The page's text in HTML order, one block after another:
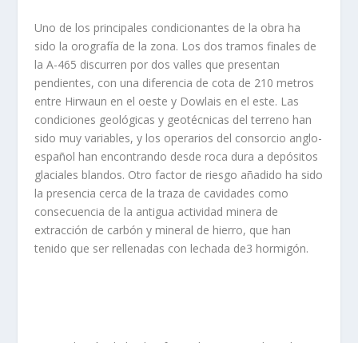
Uno de los principales condicionantes de la obra ha
sido la orografía de la zona. Los dos tramos finales de
la A-465 discurren por dos valles que presentan
pendientes, con una diferencia de cota de 210 metros
entre Hirwaun en el oeste y Dowlais en el este. Las
condiciones geológicas y geotécnicas del terreno han
sido muy variables, y los operarios del consorcio anglo-
español han encontrando desde roca dura a depósitos
glaciales blandos. Otro factor de riesgo añadido ha sido
la presencia cerca de la traza de cavidades como
consecuencia de la antigua actividad minera de
extracción de carbón y mineral de hierro, que han
tenido que ser rellenadas con lechada de3 hormigón.